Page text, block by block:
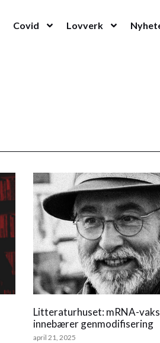
Covid Lovverk
Litteraturhuset: mRNA-
innebærer genmodifisering
april 21, 2025